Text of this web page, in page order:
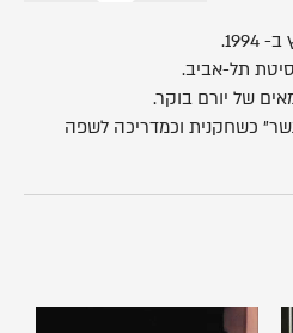
תל-אביב.
של יורם בוקר.
"גשר" כשחקנית וכמדריכה לשפה